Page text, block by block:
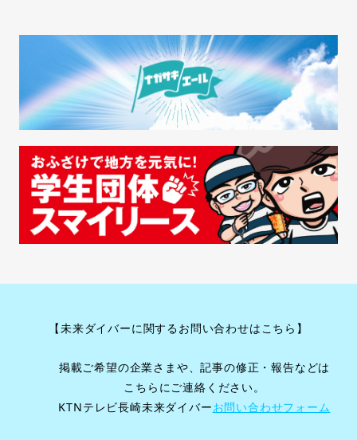
ビ
ー
シ
ョ
ン
【未来ダイバーに関するお問い合わせはこちら】
掲載ご希望の企業さまや、記事の修正・報告などは
こちらにご連絡ください。
KTNテレビ長崎未来ダイバーお問い合わせフォーム